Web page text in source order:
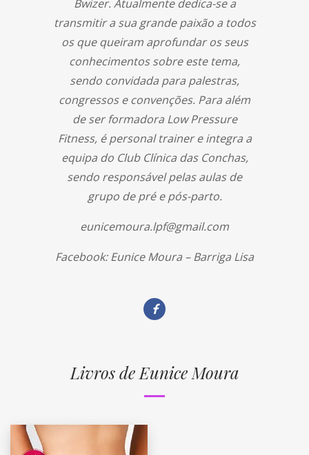
Bwizer. Atualmente dedica-se a
transmitir a sua grande paixão a todos
os que queiram aprofundar os seus
conhecimentos sobre este tema,
sendo convidada para palestras,
congressos e convenções. Para além
de ser formadora Low Pressure
Fitness, é personal trainer e integra a
equipa do Club Clínica das Conchas,
sendo responsável pelas aulas de
grupo de pré e pós-parto.
eunicemoura.lpf@gmail.com
Facebook: Eunice Moura – Barriga Lisa
Livros de Eunice Moura